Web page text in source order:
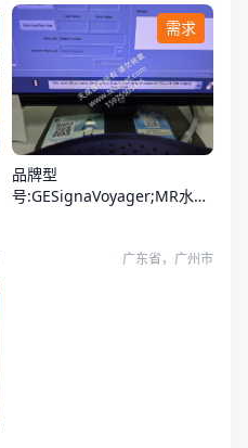
需求
品牌型
号:GESignaVoyager;MR水冷
广东省，广州市